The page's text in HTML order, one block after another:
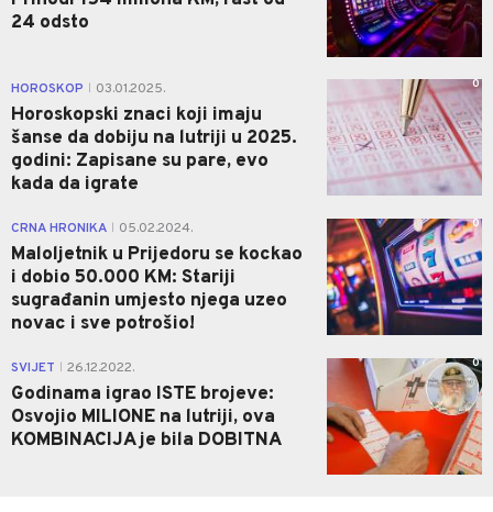
24 odsto
HOROSKOP 03.01.2025.
Horoskopski znaci koji imaju
šanse da dobiju na lutriji u 2025.
godini: Zapisane su pare, evo
kada da igrate
0
CRNA HRONIKA 05.02.2024.
Maloljetnik u Prijedoru se kockao
i dobio 50.000 KM: Stariji
sugrađanin umjesto njega uzeo
novac i sve potrošio!
0
SVIJET 26.12.2022.
Godinama igrao ISTE brojeve:
Osvojio MILIONE na lutriji, ova
KOMBINACIJA je bila DOBITNA
0